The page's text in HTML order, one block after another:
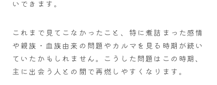
いできます。
これまで見てこなかったこと、特に煮詰まった感情
や親族・血族由来の問題やカルマを見る時期が続い
ていたかもしれません。こうした問題はこの時期、
主に出会う人との間で再燃しやすくなります。